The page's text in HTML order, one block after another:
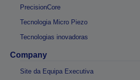
PrecisionCore
Tecnologia Micro Piezo
Tecnologias inovadoras
Company
Site da Equipa Executiva